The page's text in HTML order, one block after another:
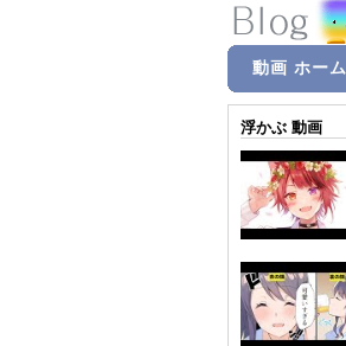
動画 ホーム
浮かぶ 動画